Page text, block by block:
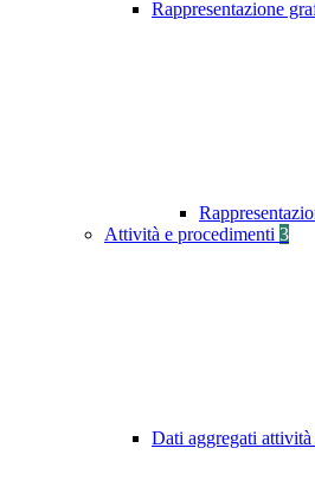
Rappresentazione
Attività e procedimenti 3
Dati aggregati